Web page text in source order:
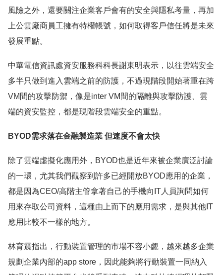
風險之外，還要關注企業客戶會有的安全與隱私考量，再加
上公雲廠商員工擁有特權帳號，如何取得客戶信任將是未來
發展重點。
中華電信資訊處資安服務科科長謝東明表示，以往雲端安全
多半只做到進入雲端之前的防護，不過現階段開始著重在跨
VM間的攻擊防禦，像是inter VM間的隔離與攻擊防護、雲
端的資安監控，都是現階段雲端安全的重點。
BYOD需求落在金融製造業 但速度不會太快
除了雲端虛擬化應用外，BYOD也是近年來被企業廣泛討論
的一環，尤其我們觀察到許多已經開放BYOD應用的企業，
都是因為CEO/高階主管拿著自己的手機向IT人員詢問如何
用來存取公司資料，這種由上而下的應用需求，是與其他IT
應用比較不一樣的地方。
林育震指出，行動裝置管理的市場不容小覷，越來越多企業
規劃企業內部的app store，因此能夠將行動裝置一同納入